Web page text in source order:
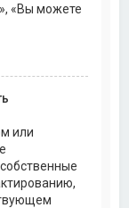
«Вы можете
или